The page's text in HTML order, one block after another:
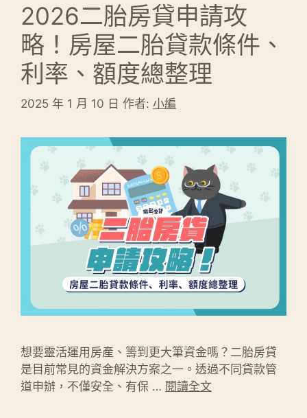
2026二胎房貸申請攻
略！房屋二胎貸款條件、
利率、額度總整理
2025 年 1 月 10 日 作者: 小編
想要靈活運用房產、籌到更大筆資金嗎？二胎房貸
是目前常見的資金解決方案之一。透過不同貸款管
道申辦，不僅安全、有保 … 閱讀全文